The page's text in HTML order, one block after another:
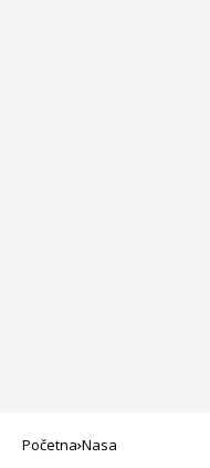
Početna Nasa